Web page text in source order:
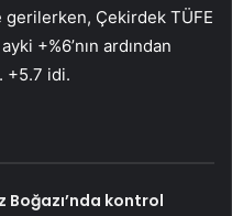
gerilerken, Çekirdek TÜFE
+%6’nın ardından
+5.7 idi.
Boğazı’nda kontrol